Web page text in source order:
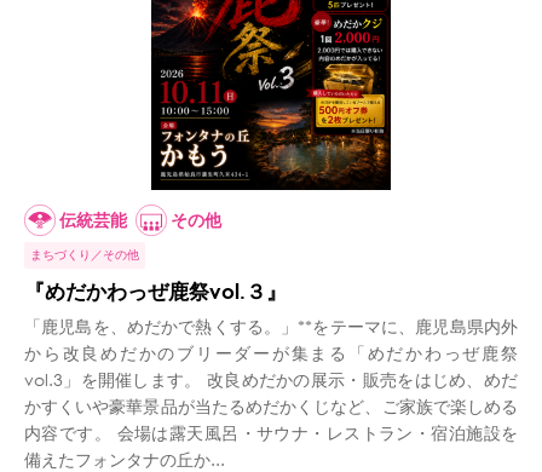
伝統芸能 その他
まちづくり その他
『めだかわっぜ鹿祭vol.３』
「鹿児島を、めだかで熱くする。」**をテーマに、鹿児島県内外
から改良めだかのブリーダーが集まる「めだかわっぜ鹿祭
vol.3」を開催します。 改良めだかの展示・販売をはじめ、めだ
かすくいや豪華景品が当たるめだかくじなど、ご家族で楽しめる
内容です。 会場は露天風呂・サウナ・レストラン・宿泊施設を
備えたフォンタナの丘か...